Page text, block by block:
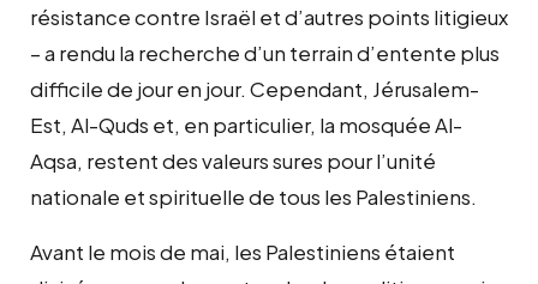
résistance contre Israël et d’autres points litigieux
– a rendu la recherche d’un terrain d’entente plus
difficile de jour en jour. Cependant, Jérusalem-
Est, Al-Quds et, en particulier, la mosquée Al-
Aqsa, restent des valeurs sures pour l’unité
nationale et spirituelle de tous les Palestiniens.
Avant le mois de mai, les Palestiniens étaient